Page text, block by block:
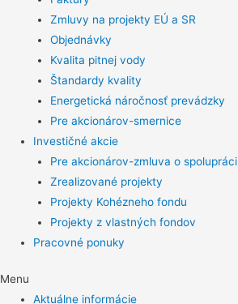
Zmluvy na projekty EÚ a SR
Objednávky
Kvalita pitnej vody
Štandardy kvality
Energetická náročnosť prevádzky
Pre akcionárov-smernice
Investičné akcie
Pre akcionárov-zmluva o spolupráci
Zrealizované projekty
Projekty Kohézneho fondu
Projekty z vlastných fondov
Pracovné ponuky
Menu
Aktuálne informácie